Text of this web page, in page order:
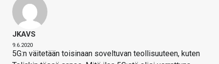
JKAVS
9.6.2020
5G:n väitetään toisinaan soveltuvan teollisuuteen, kuten